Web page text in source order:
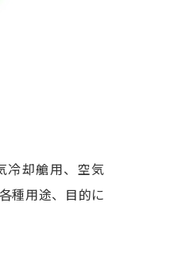
冷却艙用、空気
種用途、目的に